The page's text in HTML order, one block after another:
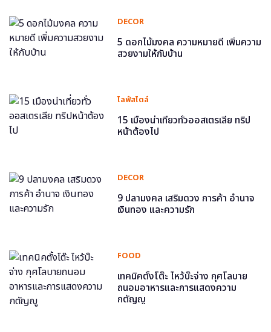
DECOR
5 ดอกไม้มงคล ความหมายดี เพิ่มความ
สวยงามให้กับบ้าน
ไลฟ์สไตล์
15 เมืองน่าเที่ยวทั่วออสเตรเลีย ทริป
หน้าต้องไป
DECOR
9 ปลามงคล เสริมดวง การค้า อำนาจ
เงินทอง และความรัก
FOOD
เทคนิคตั้งโต๊ะ ไหว้บ๊ะจ่าง กุศโลบาย
ถนอมอาหารและการแสดงความ
กตัญญู